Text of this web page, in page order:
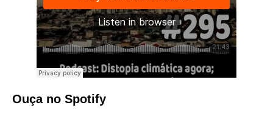
Ouça no Spotify